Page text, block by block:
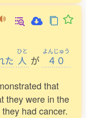
た
ひと
人 が
よんじゅう
４０
that
they were in the
had cancer.